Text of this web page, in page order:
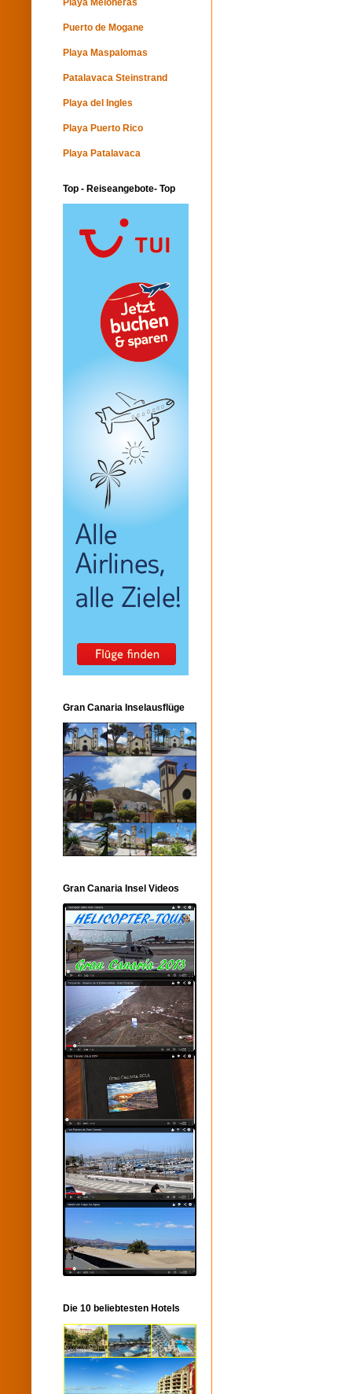
Playa Meloneras
Puerto de Mogane
Playa Maspalomas
Patalavaca Steinstrand
Playa del Ingles
Playa Puerto Rico
Playa Patalavaca
Top - Reiseangebote- Top
Gran Canaria Inselausflüge
Gran Canaria Insel Videos
Die 10 beliebtesten Hotels